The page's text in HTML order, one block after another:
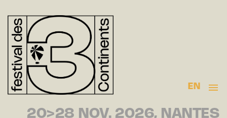
EN
20>28 NOV. 2026, NANTES